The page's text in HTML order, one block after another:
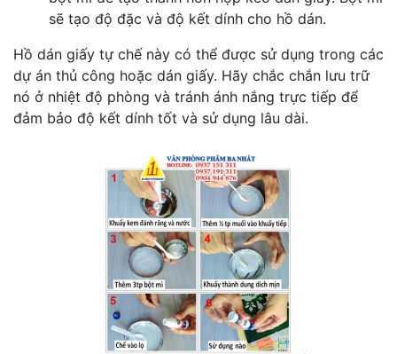
sẽ tạo độ đặc và độ kết dính cho hồ dán.
Hồ dán giấy tự chế này có thể được sử dụng trong các
dự án thủ công hoặc dán giấy. Hãy chắc chắn lưu trữ
nó ở nhiệt độ phòng và tránh ánh nắng trực tiếp để
đảm bảo độ kết dính tốt và sử dụng lâu dài.